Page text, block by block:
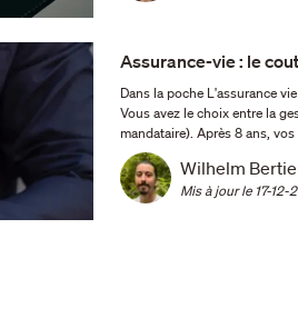
Assurance-vie : le
Dans la poche L'assurance vie est un super-portefeuille : elle peut abriter des actions, des obligations, de l'immobilier...
Vous avez le choix entre la
mandataire).
Wilhelm
Mis à jour le 17-12-